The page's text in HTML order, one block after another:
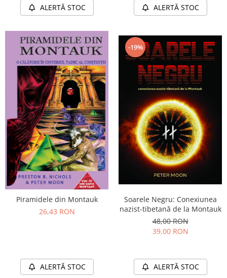
ALERTĂ STOC ALERTĂ STOC
Piramidele din Montauk
26,43 RON
ALERTĂ STOC
-19%
Soarele Negru: Conexiunea
nazist-tibetană de la Montauk
48,00 RON
39,00 RON
ALERTĂ STOC